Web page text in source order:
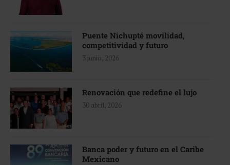
Puente Nichupté movilidad,
competitividad y futuro
3 junio, 2026
Renovación que redefine el lujo
30 abril, 2026
Banca poder y futuro en el Caribe
Mexicano